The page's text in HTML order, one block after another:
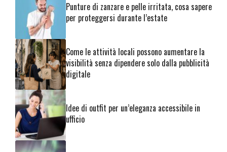
Punture di zanzare e pelle irritata, cosa sapere
per proteggersi durante l’estate
Come le attività locali possono aumentare la
visibilità senza dipendere solo dalla pubblicità
digitale
Idee di outfit per un’eleganza accessibile in
ufficio